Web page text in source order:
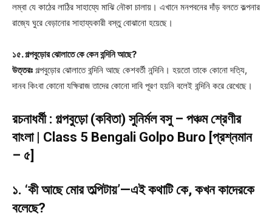
লম্বা যে কাঠের লাঠির সাহায্যে মাঝি নৌকা চালায়। এখানে মনপবনের দাঁড় বলতে কল্পনার
রাজ্যে ঘুরে বেড়ানোর সাহায্যকারী বস্তু বোঝানো হয়েছে।
১৫. গল্পবুড়োর ঝোলাতে কে কেন বন্দিনি আছে?
উত্তরঃ গল্পবুড়োর ঝোলাতে বন্দিনি আছে কেশবর্তী নন্দিনি। হয়তো তাকে কোনো দত্যি,
দানব কিংবা কোনো যক্ষিরাজ তাদের কোনো দাবি পূরণ হয়নি বলেই বন্দিনি করে রেখেছে।
রচনাধর্মী : গল্পবুড়ো (কবিতা) সুনির্মল বসু – পঞ্চম শ্রেণীর
বাংলা | Class 5 Bengali Golpo Buro [প্রশ্নমান
– ৫]
১. ‘কী আছে মোর তল্পিটায়’—এই কথাটি কে, কখন কাদেরকে
বলেছে?